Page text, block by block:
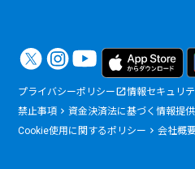
プライバシーポリシー 情報セキュリ
禁止事項
資金決済法に基づく情報提供
Cookie使用に関するポリシー
会社概